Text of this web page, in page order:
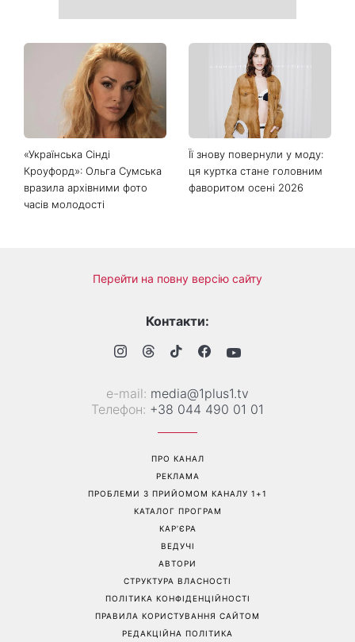
«Українська Сінді
Кроуфорд»: Ольга Сумська
вразила архівними фото
часів молодості
Її знову повернули у моду:
ця куртка стане головним
фаворитом осені 2026
Перейти на повну версію сайту
Контакти:
е-mail: media@1plus1.tv
Телефон: +38 044 490 01 01
ПРО КАНАЛ
РЕКЛАМА
ПРОБЛЕМИ З ПРИЙОМОМ КАНАЛУ 1+1
КАТАЛОГ ПРОГРАМ
КАР’ЄРА
ВЕДУЧІ
АВТОРИ
СТРУКТУРА ВЛАСНОСТІ
ПОЛІТИКА КОНФІДЕНЦІЙНОСТІ
ПРАВИЛА КОРИСТУВАННЯ САЙТОМ
РЕДАКЦІЙНА ПОЛІТИКА